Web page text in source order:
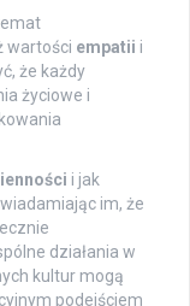
wartości empatii i
że każdy
życiowe i
i jak
im, że
działania w
kultur mogą
podejściem